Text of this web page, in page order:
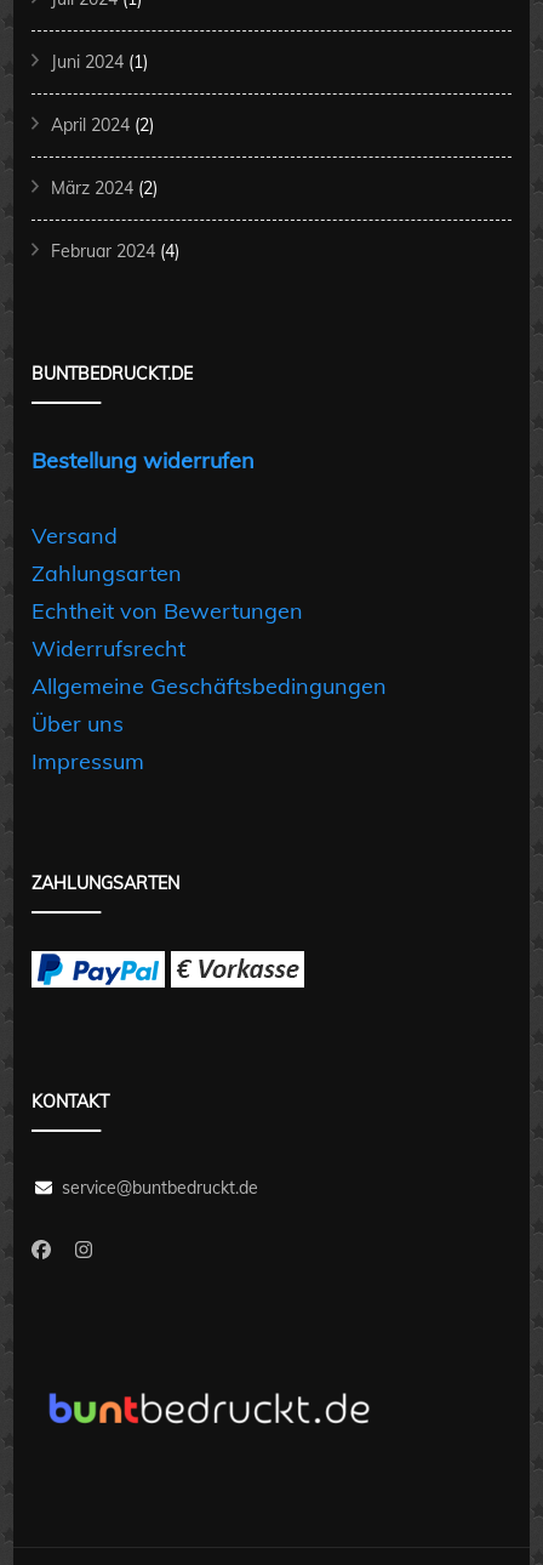
Juni 2024 (1)
April 2024 (2)
März 2024 (2)
Februar 2024 (4)
BUNTBEDRUCKT.DE
Bestellung widerrufen
Versand
Zahlungsarten
Echtheit von Bewertungen
Widerrufsrecht
Allgemeine Geschäftsbedingungen
Über uns
Impressum
ZAHLUNGSARTEN
KONTAKT
service@buntbedruckt.de